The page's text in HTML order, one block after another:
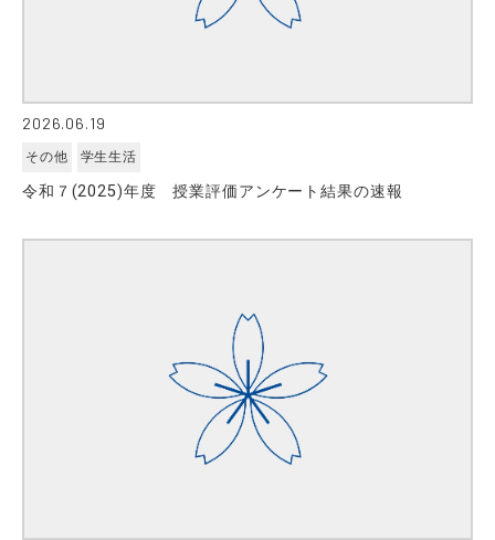
2026.06.19
その他 学生生活
令和７(2025)年度 授業評価アンケート結果の速報